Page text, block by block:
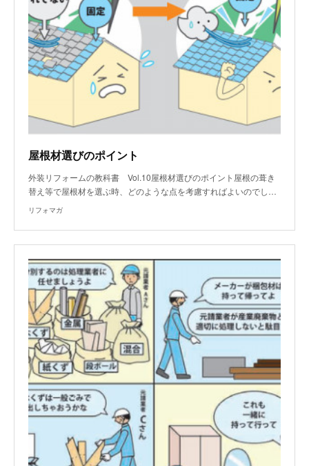
屋根材選びのポイント
外装リフォームの教科書 Vol.10屋根材選びのポイント屋根の葺き
替え等で屋根材を選ぶ時、どのような点を考慮すればよいのでし…
リフォマガ